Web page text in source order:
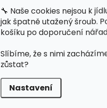
🔧 Naše cookies nejsou k
jak špatně utažený šroub.
košíku po doporučení
Slíbíme, že s nimi
zůstat?
Nastavení
podložka poskytuje
spolehlivou a
ochranu pro vaše